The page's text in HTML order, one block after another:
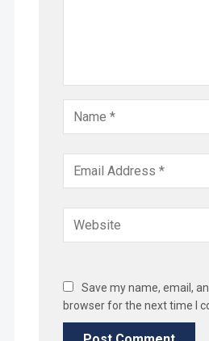
Save my name, email,
browser for the next time I